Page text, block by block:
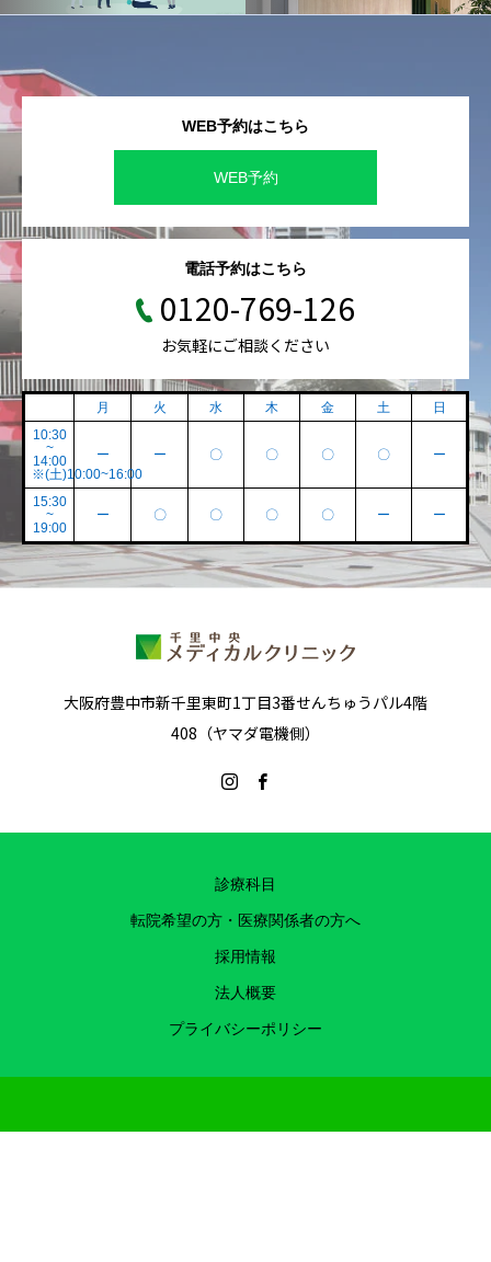
WEB予約はこちら
WEB予約
電話予約はこちら
0120-769-126
お気軽にご相談ください
月 火 水 木 金 土
日
10:30
~
14:00
※(土)10:00~16:00
ー ー 〇 〇 〇 〇 ー
15:30
~
19:00
ー 〇 〇 〇 〇 ー ー
大阪府豊中市新千里東町1丁目3番せんちゅうパル4階
408（ヤマダ電機側）
診療科目
転院希望の方・医療関係者の方へ
採用情報
法人概要
プライバシーポリシー